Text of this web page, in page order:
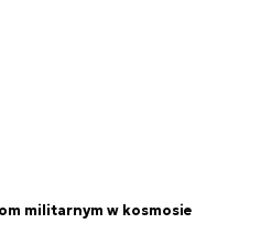
militarnym w kosmosie